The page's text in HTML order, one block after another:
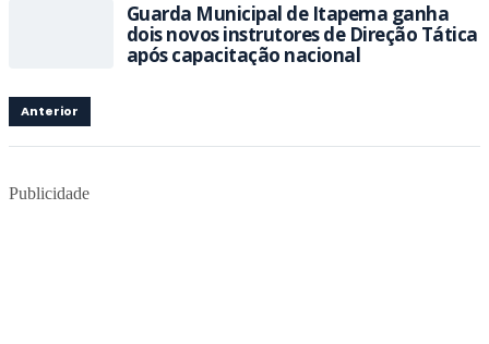
Guarda Municipal de Itapema ganha
dois novos instrutores de Direção Tática
após capacitação nacional
Anterior
Publicidade